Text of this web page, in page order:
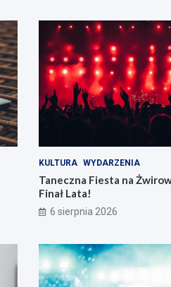
KULTURA WYDARZENIA
Taneczna Fiesta na
Finał Lata!
6 sierpnia 2026